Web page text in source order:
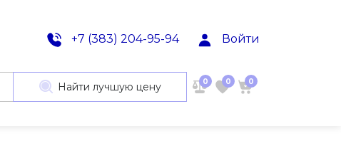
+7 (383) 204-95-94 Войти
Найти лучшую цену 0 0 0